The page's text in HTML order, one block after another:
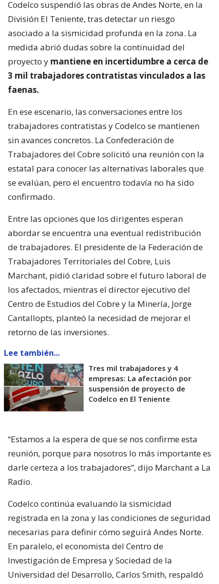
Codelco suspendió las obras de Andes Norte, en la
División El Teniente, tras detectar un riesgo
asociado a la sismicidad profunda en la zona. La
medida abrió dudas sobre la continuidad del
proyecto y mantiene en incertidumbre a cerca de
3 mil trabajadores contratistas vinculados a las
faenas.
En ese escenario, las conversaciones entre los
trabajadores contratistas y Codelco se mantienen
sin avances concretos. La Confederación de
Trabajadores del Cobre solicitó una reunión con la
estatal para conocer las alternativas laborales que
se evalúan, pero el encuentro todavía no ha sido
confirmado.
Entre las opciones que los dirigentes esperan
abordar se encuentra una eventual redistribución
de trabajadores. El presidente de la Federación de
Trabajadores Territoriales del Cobre, Luis
Marchant, pidió claridad sobre el futuro laboral de
los afectados, mientras el director ejecutivo del
Centro de Estudios del Cobre y la Minería, Jorge
Cantallopts, planteó la necesidad de mejorar el
retorno de las inversiones.
Lee también...
Tres mil trabajadores y 4
empresas: La afectación por
suspensión de proyecto de
Codelco en El Teniente
“Estamos a la espera de que se nos confirme esta
reunión, porque para nosotros lo más importante es
darle certeza a los trabajadores”, dijo Marchant a La
Radio.
Codelco continúa evaluando la sismicidad
registrada en la zona y las condiciones de seguridad
necesarias para definir cómo seguirá Andes Norte.
En paralelo, el economista del Centro de
Investigación de Empresa y Sociedad de la
Universidad del Desarrollo, Carlos Smith, respaldó